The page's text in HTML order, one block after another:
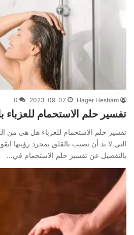
Hager Hesham
2023-09-07
0
تفسير حلم الاستحمام للعزباء
تفسير حلم الاستحمام للعزباء هل هي من
التي لا بد أن تصيب بالقلق بمجرد رؤيتها
بالتفصيل عن تفسير حلم الاستحمام في…